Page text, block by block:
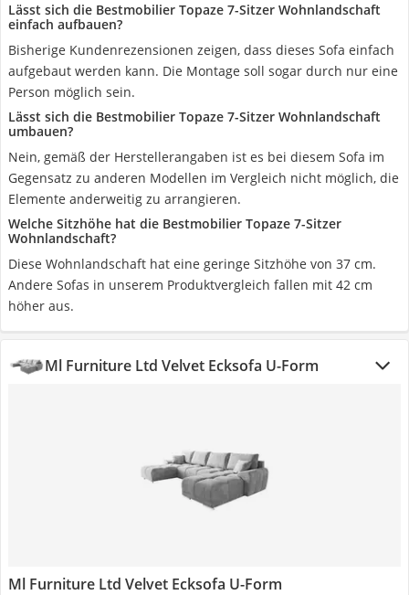
Lässt sich die Bestmobilier Topaze 7-Sitzer Wohnlandschaft
einfach aufbauen?
Bisherige Kundenrezensionen zeigen, dass dieses Sofa einfach
aufgebaut werden kann. Die Montage soll sogar durch nur eine
Person möglich sein.
Lässt sich die Bestmobilier Topaze 7-Sitzer Wohnlandschaft
umbauen?
Nein, gemäß der Herstellerangaben ist es bei diesem Sofa im
Gegensatz zu anderen Modellen im Vergleich nicht möglich, die
Elemente anderweitig zu arrangieren.
Welche Sitzhöhe hat die Bestmobilier Topaze 7-Sitzer
Wohnlandschaft?
Diese Wohnlandschaft hat eine geringe Sitzhöhe von 37 cm.
Andere Sofas in unserem Produktvergleich fallen mit 42 cm
höher aus.
Ml Furniture Ltd Velvet Ecksofa U-Form
Ml Furniture Ltd Velvet Ecksofa U-Form